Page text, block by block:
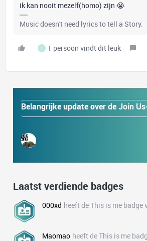
ik kan nooit mezelf(homo) zijn 😭
Music doesn't need lyrics to tell a Story.
I 1 persoon vindt dit leuk
Belangrijke update over de Join
Laatst verdiende badges
000xd heeft de This is me badge
Maomao heeft de This is me